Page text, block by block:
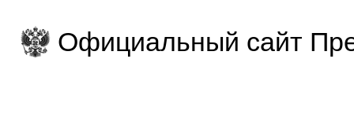
Официальный сайт